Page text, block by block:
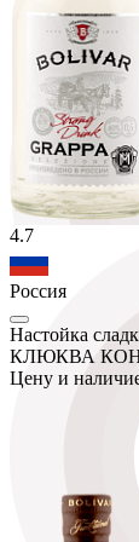
4.7
Россия
Настойка
КЛЮКВА
Цену и